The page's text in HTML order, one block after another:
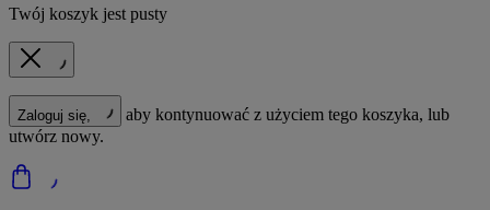
Twój koszyk jest pusty
Zaloguj się,
aby kontynuować z użyciem tego koszyka, lub
utwórz nowy.